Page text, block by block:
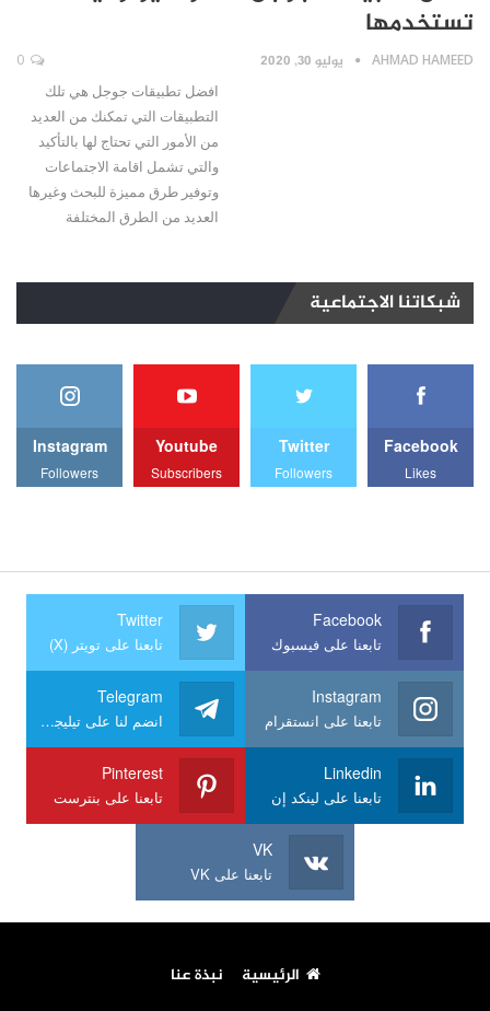
تستخدمها
AHMAD HAMEED يوليو 30, 2020
افضل تطبيقات جوجل هي تلك
التطبيقات التي تمكنك من العديد
من الأمور التي تحتاج لها بالتأكيد
والتي تشمل اقامة الاجتماعات
وتوفير طرق مميزة للبحث وغيرها
العديد من الطرق المختلفة
شبكاتنا الاجتماعية
Facebook
Likes
Twitter
Followers
Youtube
Subscribers
Instagram
Followers
Facebook
تابعنا على فيسبوك
Twitter
تابعنا على تويتر (X)
Instagram
تابعنا على انستقرام
Telegram
انضم لنا على تيليجرام
Linkedin
تابعنا على لينكد إن
Pinterest
تابعنا على بنترست
VK
تابعنا على VK
الرئيسية نبذة عنا